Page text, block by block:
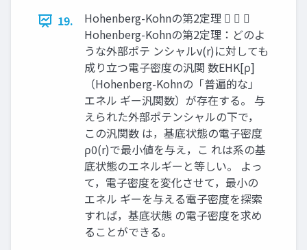
19.
Hohenberg-Kohnの第2定理   
Hohenberg-Kohnの第2定理：どのよ
うな外部ポテ ンシャルv(r)に対しても
成り立つ電子密度の汎関 数EHK[ρ]
（Hohenberg-Kohnの「普遍的な」
エネル ギー汎関数）が存在する。 与
えられた外部ポテンシャルの下で，
この汎関数 は，基底状態の電子密度
ρ0(r)で最小値を与え，こ れは系の基
底状態のエネルギーと等しい。 よっ
て，電子密度を変化させて，最小の
エネル ギーを与える電子密度を探索
すれば，基底状態 の電子密度を求め
ることができる。